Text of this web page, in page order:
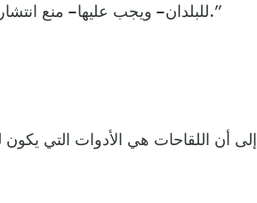
للبلدان – ويجب عليها – منع انتشار أوميكرون من خلال التدابير التي تعمل اليوم.”
أن اللقاحات هي الأدوات التي يكون